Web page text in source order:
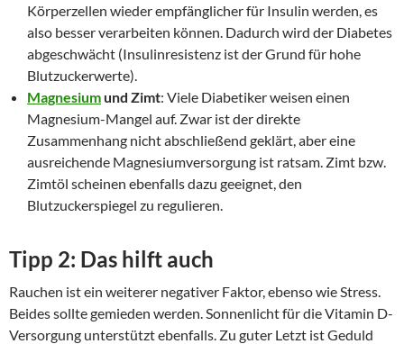
Körperzellen wieder empfänglicher für Insulin werden, es
also besser verarbeiten können. Dadurch wird der Diabetes
abgeschwächt (Insulinresistenz ist der Grund für hohe
Blutzuckerwerte).
Magnesiumund Zimt: Viele Diabetiker weisen einen
Magnesium-Mangel auf. Zwar ist der direkte
Zusammenhang nicht abschließend geklärt, aber eine
ausreichende Magnesiumversorgung ist ratsam. Zimt bzw.
Zimtöl scheinen ebenfalls dazu geeignet, den
Blutzuckerspiegel zu regulieren.
Tipp 2: Das hilft auch
Rauchen ist ein weiterer negativer Faktor, ebenso wie Stress.
Beides sollte gemieden werden. Sonnenlicht für die Vitamin D-
Versorgung unterstützt ebenfalls. Zu guter Letzt ist Geduld